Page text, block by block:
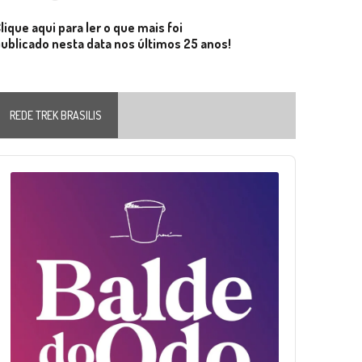
aqui para ler o que mais foi
nesta data nos últimos 25 anos!
REDE TREK BRASILIS
Player